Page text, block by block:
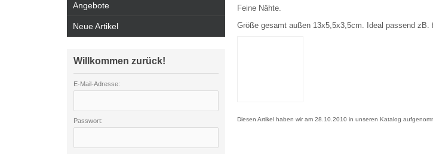
Feine Nähte.
Größe gesamt außen 13x5,5x3,5cm. Ideal passend
Diesen Artikel haben wir am 28.10.2010 in unseren Katalog
Angebote
Neue Artikel
Willkommen zurück!
E-Mail-Adresse:
Passwort: